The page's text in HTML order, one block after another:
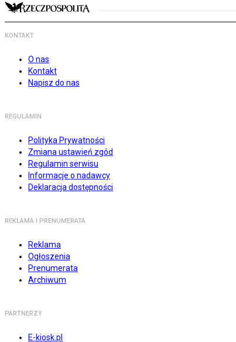
KONTAKT
O nas
Kontakt
Napisz do nas
REGULAMIN
Polityka Prywatności
Zmiana ustawień zgód
Regulamin serwisu
Informacje o nadawcy
Deklaracja dostępności
REKLAMA I PRENUMERATA
Reklama
Ogłoszenia
Prenumerata
Archiwum
PARTNERZY
E-kiosk.pl